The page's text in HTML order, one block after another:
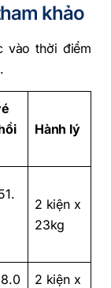
khảo
vào thời điểm
Hành lý
2 kiện x
23kg
2 kiện x